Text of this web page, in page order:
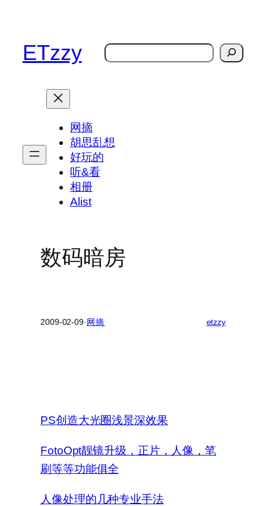
ETzzy
搜
网摘
胡思乱想
好玩的
听&看
相册
Alist
数码暗房
2009-02-09·网摘 etzzy
PS创造大光圈浅景深效果
FotoOpt靓镜升级，正片，人像，笔
刷等等功能俱全
人像处理的几种专业手法